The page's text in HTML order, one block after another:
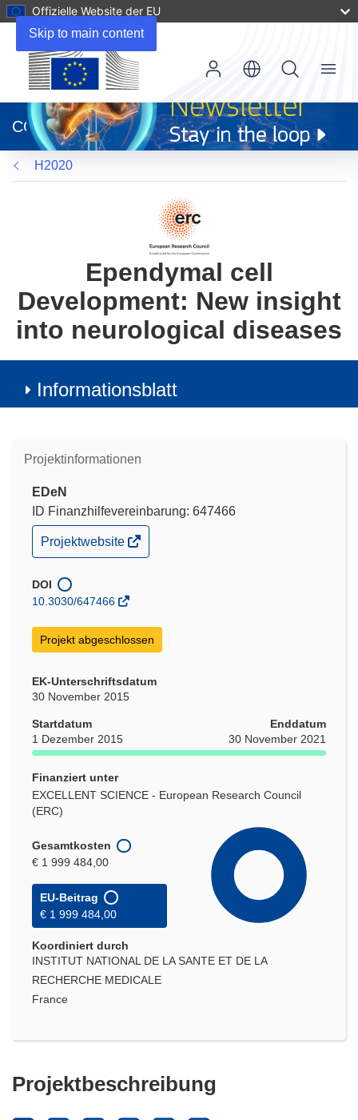
Skip to main content
Offizielle Website der EU
neuem
Fenster)
CORDIS
Menu
H2020
Ependymal cell
Development: New insight
into neurological diseases
Informationsblatt
Projektinformationen
EDeN
ID Finanzhilfevereinbarung: 647466
(öffnet
in
Fenster)
Projektwebsite
DOI
10.3030/647466
Projekt abgeschlossen
EK-Unterschriftsdatum
30 November 2015
Startdatum
1 Dezember 2015
Enddatum
30 November 2021
Finanziert unter
EXCELLENT SCIENCE - European Research Council
(ERC)
Gesamtkosten
€ 1 999 484,00
EU-Beitrag
€ 1 999 484,00
Koordiniert durch
INSTITUT NATIONAL DE LA SANTE ET DE LA
RECHERCHE MEDICALE
France
Projektbeschreibung